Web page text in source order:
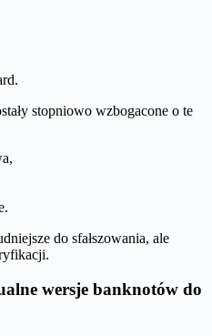
stopniowo wzbogacone o te
do sfałszowania, ale
wersje banknotów do